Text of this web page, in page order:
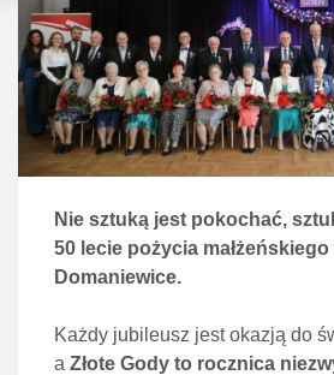
Nie sztuką jest pokochać,
50 lecie pożycia małżeńskiego
Domaniewice.
Każdy jubileusz jest okazją do
a Złote Gody to rocznica